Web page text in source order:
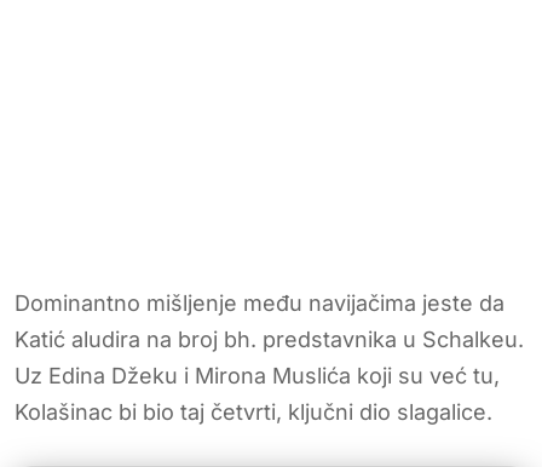
Dominantno mišljenje među navijačima jeste da
Katić aludira na broj bh. predstavnika u Schalkeu.
Uz Edina Džeku i Mirona Muslića koji su već tu,
Kolašinac bi bio taj četvrti, ključni dio slagalice.